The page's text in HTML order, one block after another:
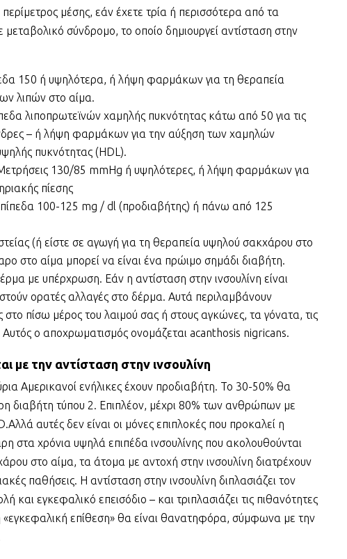
μέσης, εάν έχετε τρία ή περισσότερα από τα
σύνδρομο, το οποίο δημιουργεί αντίσταση στην
150 ή υψηλότερα, ή λήψη φαρμάκων για τη θεραπεία
λιπών στο αίμα.
λιποπρωτεϊνών χαμηλής πυκνότητας κάτω από 50 για τις
– ή λήψη φαρμάκων για την αύξηση των χαμηλών
πυκνότητας (HDL).
130/85 mmHg ή υψηλότερες, ή λήψη φαρμάκων για
πίεσης
100-125 mg / dl (προδιαβήτης) ή πάνω από 125
(ή είστε σε αγωγή για τη θεραπεία υψηλού σακχάρου στο
στο αίμα μπορεί να είναι ένα πρώιμο σημάδι διαβήτη.
με υπέρχρωση. Εάν η αντίσταση στην ινσουλίνη είναι
ορατές αλλαγές στο δέρμα. Αυτά περιλαμβάνουν
πίσω μέρος του λαιμού σας ή στους αγκώνες, τα γόνατα, τις
ο αποχρωματισμός ονομάζεται acanthosis nigricans.
με την αντίσταση στην ινσουλίνη
Αμερικανοί ενήλικες έχουν προδιαβήτη. Το 30-50% θα
διαβήτη τύπου 2. Επιπλέον, μέχρι 80% των ανθρώπων με
αυτές δεν είναι οι μόνες επιπλοκές που προκαλεί η
στα χρόνια υψηλά επιπέδα ινσουλίνης που ακολουθούνται
στο αίμα, τα άτομα με αντοχή στην ινσουλίνη διατρέχουν
παθήσεις. Η αντίσταση στην ινσουλίνη διπλασιάζει τον
και εγκεφαλικό επεισόδιο – και τριπλασιάζει τις πιθανότητες
επίθεση» θα είναι θανατηφόρα, σύμφωνα με την